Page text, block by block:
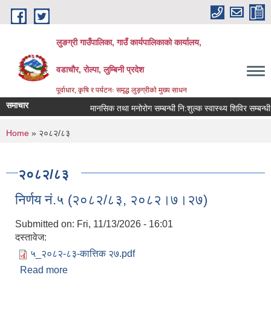
Skip to main content
लुङग्री गाउँपालिका, गाउँ कार्यपालिकाको कार्यालय,
वडाचौर, रोल्पा, लुम्बिनी प्रदेश
पूर्वाधार, कृषि र पर्यटनः समृद्ध लुङ्ग्रीको मुख्य साधन
समाचार मानसिक तथा मनोरोग सम्बन्धी नि:शुल्क स्वास्थ्य शिविर सम्बन्धी
You are here
Home » २०८२/८३
२०८२/८३
निर्णय नं.५ (२०८२/८३, २०८२।७।२७)
Submitted on: Fri, 11/13/2026 - 16:01
दस्तावेज:
५_२०८२-८३-कात्तिक २७.pdf
Read more